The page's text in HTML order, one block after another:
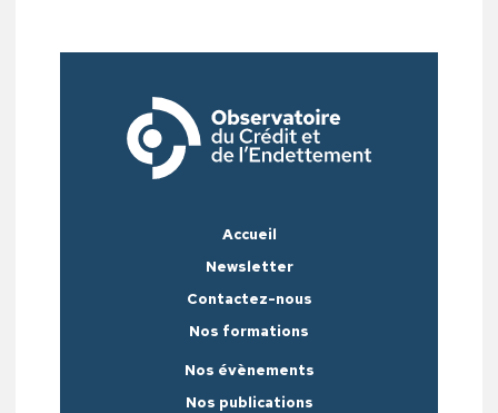
Accueil
Newsletter
Contactez-nous
Nos formations
Nos évènements
Nos publications